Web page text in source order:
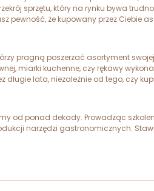
sprzętu, który na rynku bywa
pewność, że kupowany przez Ciebie
pragną poszerzać asortyment
miarki kuchenne, czy rękawy
lata, niezależnie od tego, czy
od ponad dekady. Prowadząc
narzędzi gastronomicznych.